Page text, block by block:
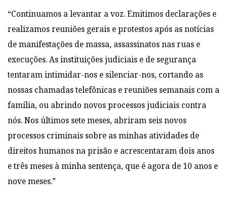
“Continuamos a levantar a voz. Emitimos declarações e
realizamos reuniões gerais e protestos após as notícias
de manifestações de massa, assassinatos nas ruas e
execuções. As instituições judiciais e de segurança
tentaram intimidar-nos e silenciar-nos, cortando as
nossas chamadas telefônicas e reuniões semanais com a
família, ou abrindo novos processos judiciais contra
nós. Nos últimos sete meses, abriram seis novos
processos criminais sobre as minhas atividades de
direitos humanos na prisão e acrescentaram dois anos
e três meses à minha sentença, que é agora de 10 anos e
nove meses.”